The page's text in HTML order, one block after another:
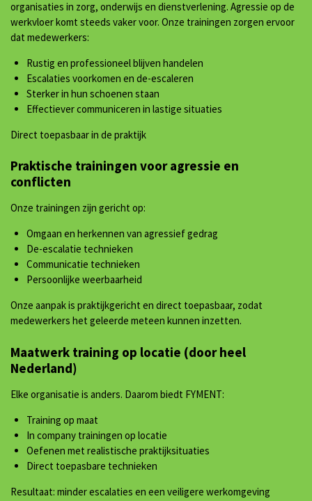
organisaties in zorg, onderwijs en dienstverlening. Agressie op de
werkvloer komt steeds vaker voor. Onze trainingen zorgen ervoor
dat medewerkers:
Rustig en professioneel blijven handelen
Escalaties voorkomen en de-escaleren
Sterker in hun schoenen staan
Effectiever communiceren in lastige situaties
Direct toepasbaar in de praktijk
Praktische trainingen voor agressie en
conflicten
Onze trainingen zijn gericht op:
Omgaan en herkennen van agressief gedrag
De-escalatie technieken
Communicatie technieken
Persoonlijke weerbaarheid
Onze aanpak is praktijkgericht en direct toepasbaar, zodat
medewerkers het geleerde meteen kunnen inzetten.
Maatwerk training op locatie (door heel
Nederland)
Elke organisatie is anders. Daarom biedt FYMENT:
Training op maat
In company trainingen op locatie
Oefenen met realistische praktijksituaties
Direct toepasbare technieken
Resultaat: minder escalaties en een veiligere werkomgeving